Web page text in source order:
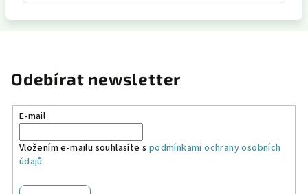
Odebírat newsletter
E-mail
Vložením e-mailu souhlasíte s podmínkami ochrany osobních
údajů